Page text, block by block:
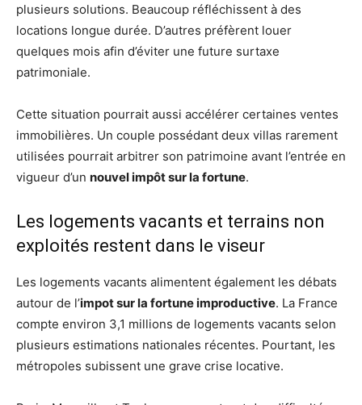
plusieurs solutions. Beaucoup réfléchissent à des
locations longue durée. D’autres préfèrent louer
quelques mois afin d’éviter une future surtaxe
patrimoniale.
Cette situation pourrait aussi accélérer certaines ventes
immobilières. Un couple possédant deux villas rarement
utilisées pourrait arbitrer son patrimoine avant l’entrée en
vigueur d’un nouvel impôt sur la fortune.
Les logements vacants et terrains non
exploités restent dans le viseur
Les logements vacants alimentent également les débats
autour de l’impot sur la fortune improductive. La France
compte environ 3,1 millions de logements vacants selon
plusieurs estimations nationales récentes. Pourtant, les
métropoles subissent une grave crise locative.